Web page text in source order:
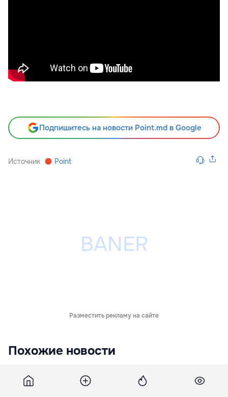
Подпишитесь на новости Point.md в Google
Источник Point
Разместить рекламу на сайте
Похожие новости